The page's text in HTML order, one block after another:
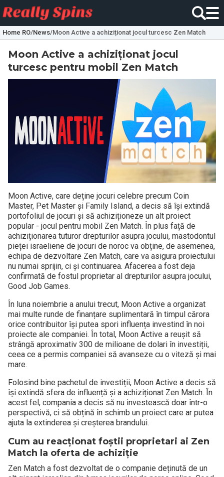
Home RO/News/Moon Active a achiziționat jocul turcesc Zen Match
Moon Active a achiziționat jocul
turcesc pentru mobil Zen Match
Moon Active, care deține jocuri celebre precum Coin
Master, Pet Master și Family Island, a decis să își extindă
portofoliul de jocuri și să achiziționeze un alt proiect
popular - jocul pentru mobil Zen Match. În plus față de
achiziționarea tuturor drepturilor asupra jocului, mastodontul
pieței israeliene de jocuri de noroc va obține, de asemenea,
echipa de dezvoltare Zen Match, care va asigura proiectului
nu numai sprijin, ci și continuarea. Afacerea a fost deja
confirmată de fostul proprietar al drepturilor asupra jocului,
Good Job Games.
În luna noiembrie a anului trecut, Moon Active a organizat
mai multe runde de finanțare suplimentară în timpul cărora
orice contribuitor își putea spori influența investind în noi
proiecte ale companiei. În total, Moon Active a reușit să
strângă aproximativ 300 de milioane de dolari în investiții,
ceea ce a permis companiei să avanseze cu o viteză și mai
mare.
Folosind bine pachetul de investiții, Moon Active a decis să
își extindă sfera de influență și a achiziționat Zen Match. În
acest fel, compania a decis să nu investească doar într-o
perspectivă, ci să obțină în schimb un proiect care ar putea
ajuta la extinderea și creșterea brandului.
Cum au reacționat foștii proprietari ai Zen
Match la oferta de achiziție
Zen Match a fost dezvoltat de o companie deținută de un